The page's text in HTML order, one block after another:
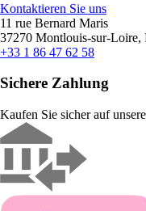
Kontaktieren Sie uns
11 rue Bernard Maris
37270 Montlouis-sur-Loire,
+33 1 86 47 62 58
Sichere Zahlung
Kaufen Sie sicher auf